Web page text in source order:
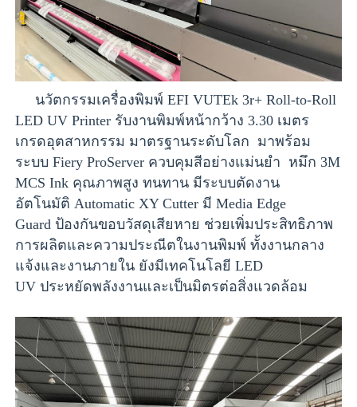
นวัตกรรมเครื่องพิมพ์ EFI VUTEk 3r+ Roll-to-Roll
LED UV Printerรับงานพิมพ์หน้ากว้าง 3.30 เมตร
เกรดอุตสาหกรรม มาตรฐานระดับโลก มาพร้อม
ระบบ Fiery ProServerควบคุมสีอย่างแม่นยำ หมึก 3M
MCS Inkคุณภาพสูง ทนทาน มีระบบตัดงาน
อัตโนมัติ Automatic XY Cutterมี Media Edge
Guard ป้องกันขอบวัสดุเสียหาย ช่วยเพิ่มประสิทธิภาพ
การผลิตและความประณีตในงานพิมพ์ ทั้งงานกลาง
แจ้งและงานภายใน ยังมีเทคโนโลยี LED
UVประหยัดพลังงานและเป็นมิตรต่อสิ่งแวดล้อม